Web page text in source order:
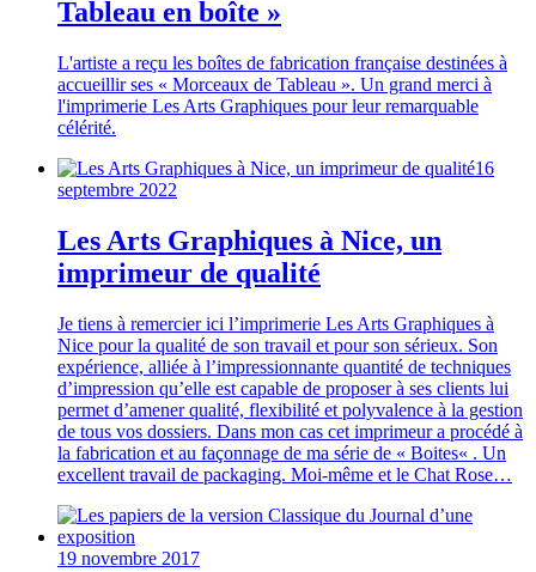
Tableau en boîte »
L'artiste a reçu les boîtes de fabrication française destinées à
accueillir ses « Morceaux de Tableau ». Un grand merci à
l'imprimerie Les Arts Graphiques pour leur remarquable
célérité.
16
septembre 2022
Les Arts Graphiques à Nice, un
imprimeur de qualité
Je tiens à remercier ici l’imprimerie Les Arts Graphiques à
Nice pour la qualité de son travail et pour son sérieux. Son
expérience, alliée à l’impressionnante quantité de techniques
d’impression qu’elle est capable de proposer à ses clients lui
permet d’amener qualité, flexibilité et polyvalence à la gestion
de tous vos dossiers. Dans mon cas cet imprimeur a procédé à
la fabrication et au façonnage de ma série de « Boites« . Un
excellent travail de packaging. Moi-même et le Chat Rose…
19 novembre 2017